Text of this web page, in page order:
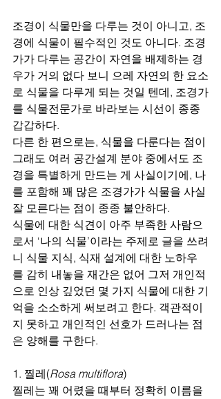
조경이 식물만을 다루는 것이 아니고, 조
경에 식물이 필수적인 것도 아니다. 조경
가가 다루는 공간이 자연을 배제하는 경
우가 거의 없다 보니 으레 자연의 한 요소
로 식물을 다루게 되는 것일 텐데, 조경가
를 식물전문가로 바라보는 시선이 종종
갑갑하다.
다른 한 편으로는, 식물을 다룬다는 점이
그래도 여러 공간설계 분야 중에서도 조
경을 특별하게 만드는 게 사실이기에, 나
를 포함해 꽤 많은 조경가가 식물을 사실
잘 모른다는 점이 종종 불안하다.
식물에 대한 식견이 아주 부족한 사람으
로서 ‘나의 식물’이라는 주제로 글을 쓰려
니 식물 지식, 식재 설계에 대한 노하우
를 감히 내놓을 재간은 없어 그저 개인적
으로 인상 깊었던 몇 가지 식물에 대한 기
억을 소소하게 써보려고 한다. 객관적이
지 못하고 개인적인 선호가 드러나는 점
은 양해를 구한다.
1. 찔레(Rosa multiflora)
찔레는 꽤 어렸을 때부터 정확히 이름을